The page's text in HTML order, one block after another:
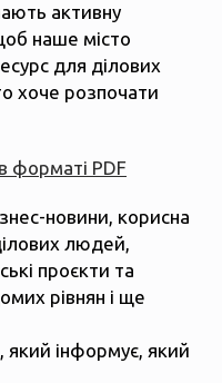
активну
наше місто
для ділових
хоче розпочати
форматі PDF
новини, корисна
людей,
проєкти та
рівнян і ще
інформує, який